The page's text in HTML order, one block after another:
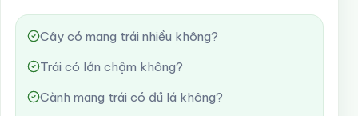
Cây có mang trái nhiều không?
Trái có lớn chậm không?
Cành mang trái có đủ lá không?